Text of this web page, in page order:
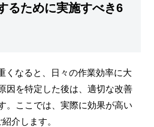
るために実施すべき6
くなると、日々の作業効率に大
因を特定した後は、適切な改善
。ここでは、実際に効果が高い
介します。